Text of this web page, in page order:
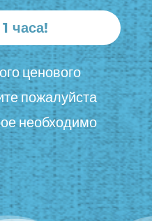
часа!
ценового
пожалуйста
необходимо